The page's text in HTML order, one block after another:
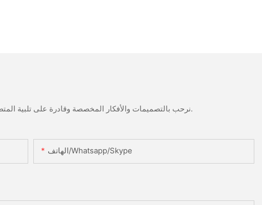
نرحب بالتصميمات والأفكار المخصصة وقادرة على تلبية المتطلبات المحددة. لمزيد من المعلومات، يرجى زيارة الموقع الإلكتروني أو الاتصال بنا مباشرة مع أسئلة أو استفسارات.
الهاتف/Whatsapp/Skype